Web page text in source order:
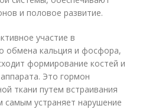
и половое развитие.
участие в
обмена кальция и фосфора,
формирование костей и
Это гормон
ткани путем встраивания
устраняет нарушение